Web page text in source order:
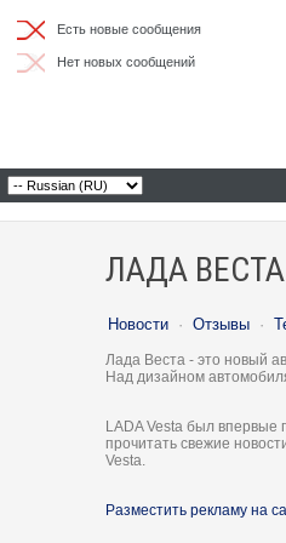
Есть новые сообщения
Нет новых сообщений
ЛАДА ВЕСТА
Новости · Отзывы ·
Лада Веста - это новый
Над дизайном
LADA Vesta был впервые
прочитать свежие
Vesta.
Разместить рекламу на